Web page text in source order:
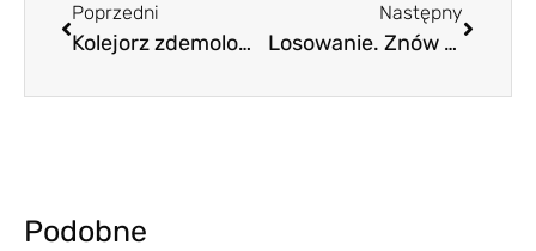
Poprzedni
Kolejorz zdemolował Szwedów w Sztokholmie i jest ćwierćfinale!
Następny
Losowanie. Znów zagramy z Fiorentiną
Podobne